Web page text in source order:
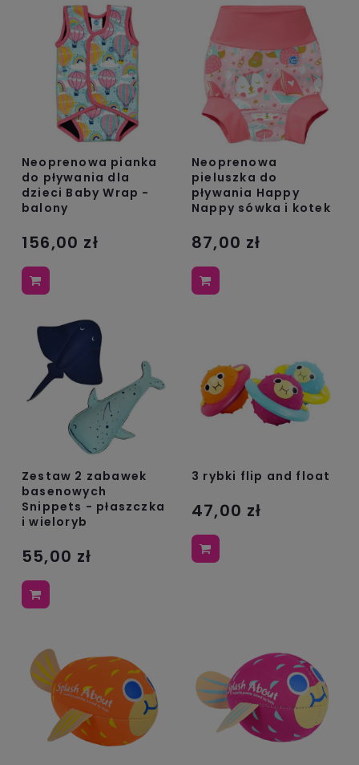
Neoprenowa pianka
do pływania dla
dzieci Baby Wrap -
balony
156,00 zł
Neoprenowa
pieluszka do
pływania Happy
Nappy sówka i kotek
87,00 zł
Zestaw 2 zabawek
basenowych
Snippets - płaszczka
i wieloryb
55,00 zł
3 rybki flip and float
47,00 zł